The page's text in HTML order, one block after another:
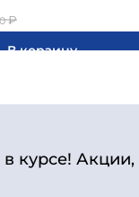
₽
В корзину
курсе!